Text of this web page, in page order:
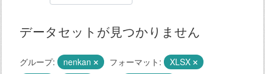
データセットが見つかりません
グループ: nenkan フォーマット:
XLSX